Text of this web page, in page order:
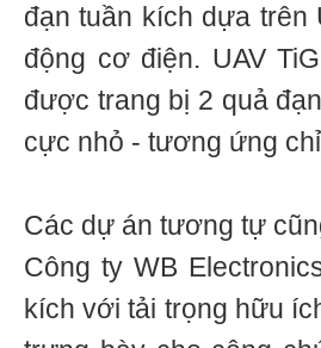
đạn tuần kích dựa trên
động cơ điện. UAV
được trang bị 2 quả
cực nhỏ - tương ứng
Các dự án tương tự
Công ty WB
kích với tải trọng hữu